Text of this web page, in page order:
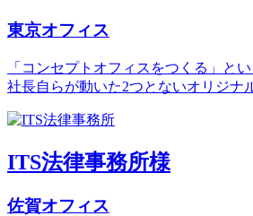
東京オフィス
「コンセプトオフィスをつくる」と
社長自らが動いた2つとないオリジナ
ITS法律事務所様
佐賀オフィス